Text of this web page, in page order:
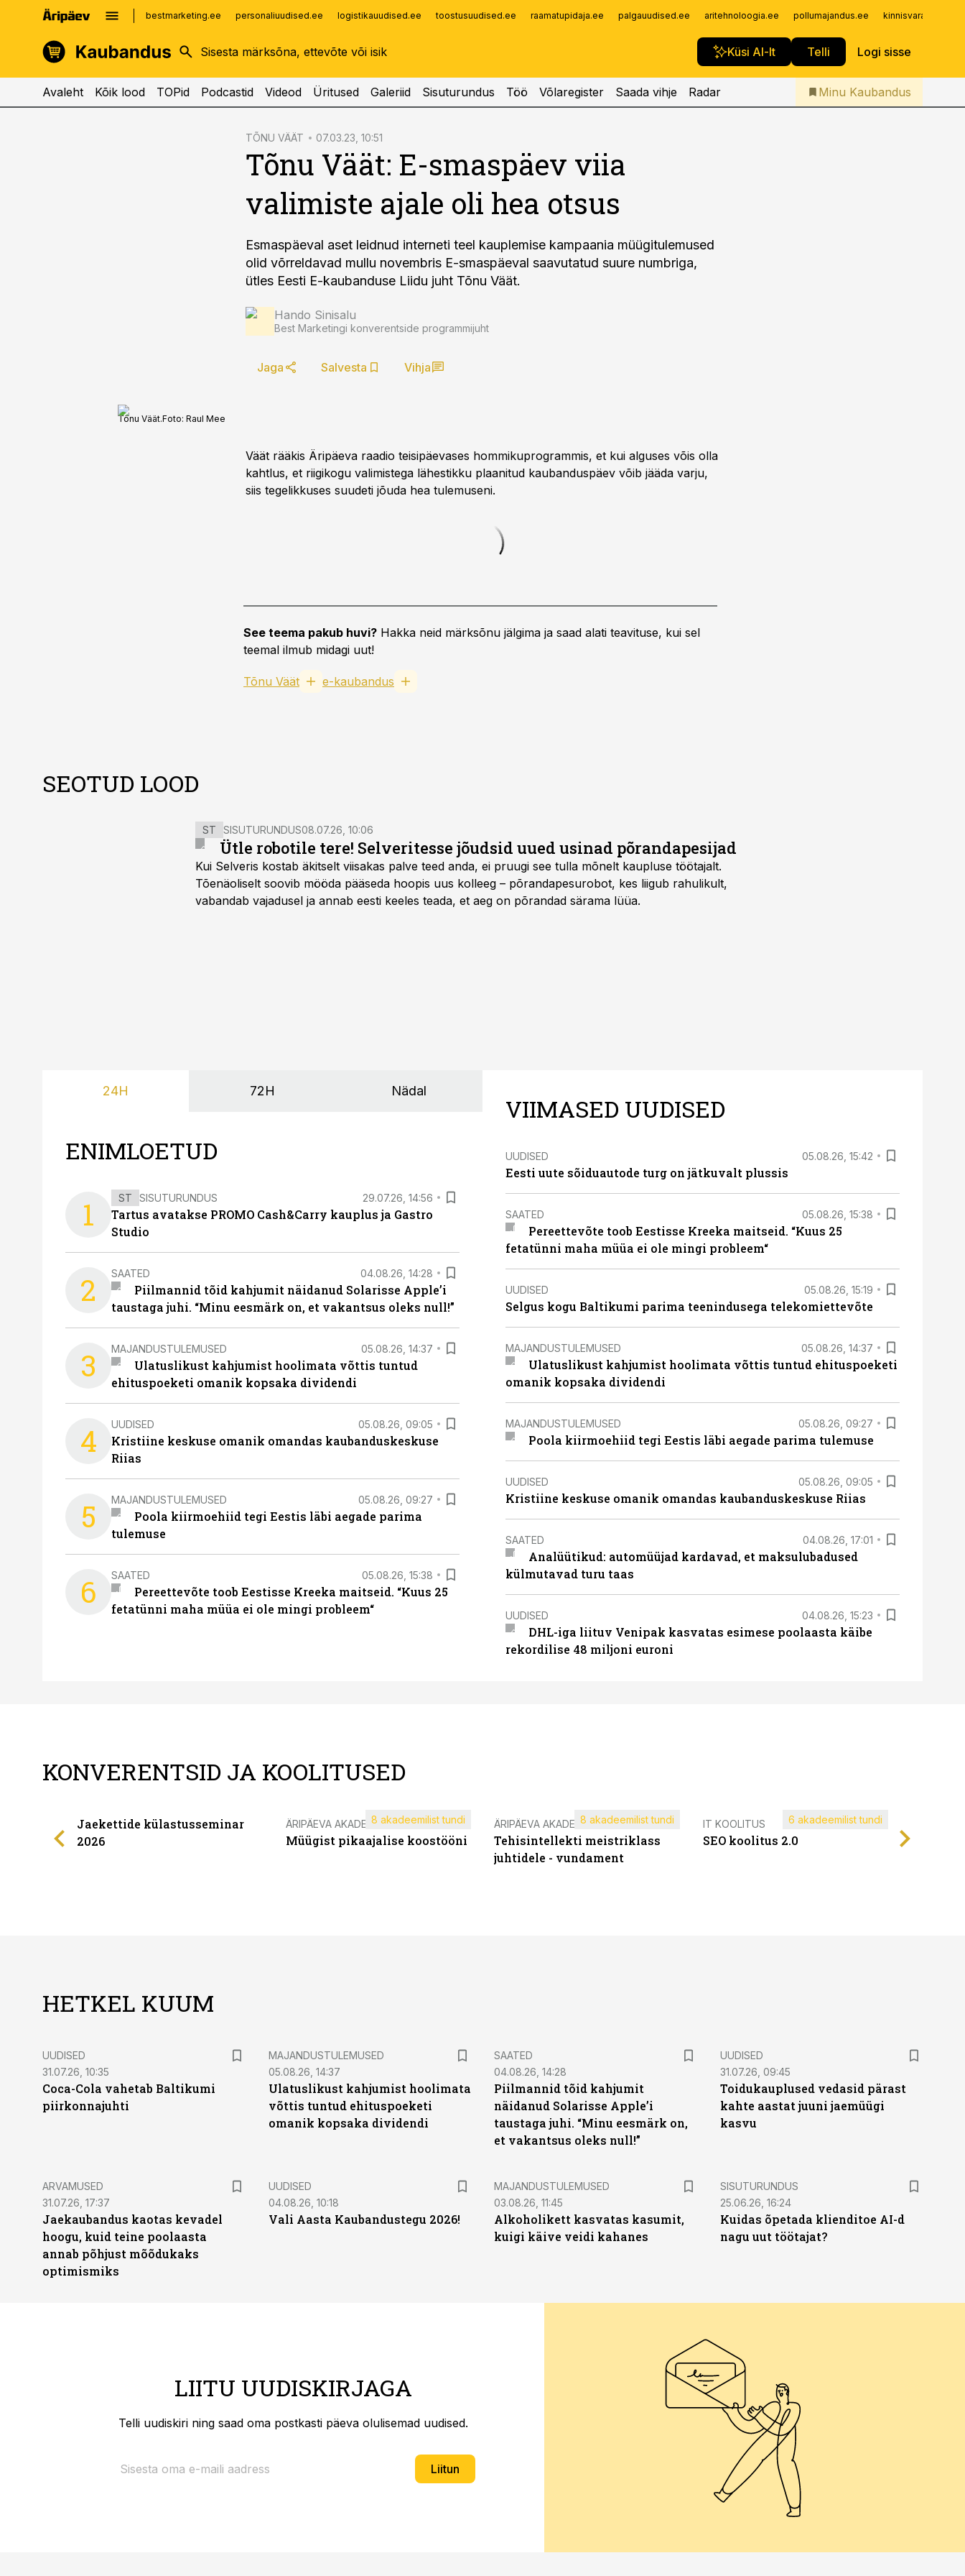
bestmarketing.ee personaliuudised.ee logistikauudised.ee toostusuudised.ee raamatupidaja.ee palgauudised.ee aritehnoloogia.ee pollumajandus.ee
Küsi AI-lt Telli Logi sisse
kinnisvarauudised.ee
logistikauudised.ee
imelineajalugu.ee
Infopank
Iseteenindus
Telli Kaubandus
Avaleht Kõik lood TOPid Podcastid Videod Üritused Galeriid Sisuturundus Töö Võlaregister Saada vihje Radar Minu Kaubandus
TÕNU VÄÄT 07.03.23, 10:51
Tõnu Väät: E-smaspäev viia
valimiste ajale oli hea otsus
Esmaspäeval aset leidnud interneti teel kauplemise kampaania müügitulemused
olid võrreldavad mullu novembris E-smaspäeval saavutatud suure numbriga,
ütles Eesti E-kaubanduse Liidu juht Tõnu Väät.
Hando Sinisalu
Best Marketingi konverentside programmijuht
Jaga Salvesta Vihja
Tõnu Väät.Foto: Raul Mee
Väät rääkis Äripäeva raadio teisipäevases hommikuprogrammis, et kui alguses võis olla
kahtlus, et riigikogu valimistega lähestikku plaanitud kaubanduspäev võib jääda varju,
siis tegelikkuses suudeti jõuda hea tulemuseni.
See teema pakub huvi? Hakka neid märksõnu jälgima ja saad alati teavituse, kui sel
teemal ilmub midagi uut!
Tõnu Väät e-kaubandus
SEOTUD LOOD
ST SISUTURUNDUS08.07.26, 10:06
Ütle robotile tere! Selveritesse jõudsid uued usinad põrandapesijad
Kui Selveris kostab äkitselt viisakas palve teed anda, ei pruugi see tulla mõnelt kaupluse töötajalt.
Tõenäoliselt soovib mööda pääseda hoopis uus kolleeg – põrandapesurobot, kes liigub rahulikult,
vabandab vajadusel ja annab eesti keeles teada, et aeg on põrandad särama lüüa.
24H 72H Nädal
ENIMLOETUD
1 ST SISUTURUNDUS 29.07.26, 14:56
Tartus avatakse PROMO Cash&Carry kauplus ja Gastro
Studio
2 SAATED 04.08.26, 14:28
Piilmannid tõid kahjumit näidanud Solarisse Apple’i
taustaga juhi. “Minu eesmärk on, et vakantsus oleks null!”
3 MAJANDUSTULEMUSED 05.08.26, 14:37
Ulatuslikust kahjumist hoolimata võttis tuntud
ehituspoeketi omanik kopsaka dividendi
4 UUDISED 05.08.26, 09:05
Kristiine keskuse omanik omandas kaubanduskeskuse
Riias
5 MAJANDUSTULEMUSED 05.08.26, 09:27
Poola kiirmoehiid tegi Eestis läbi aegade parima
tulemuse
6 SAATED 05.08.26, 15:38
Pereettevõte toob Eestisse Kreeka maitseid. “Kuus 25
fetatünni maha müüa ei ole mingi probleem“
VIIMASED UUDISED
UUDISED 05.08.26, 15:42
Eesti uute sõiduautode turg on jätkuvalt plussis
SAATED 05.08.26, 15:38
Pereettevõte toob Eestisse Kreeka maitseid. “Kuus 25
fetatünni maha müüa ei ole mingi probleem“
UUDISED 05.08.26, 15:19
Selgus kogu Baltikumi parima teenindusega telekomiettevõte
MAJANDUSTULEMUSED 05.08.26, 14:37
Ulatuslikust kahjumist hoolimata võttis tuntud ehituspoeketi
omanik kopsaka dividendi
MAJANDUSTULEMUSED 05.08.26, 09:27
Poola kiirmoehiid tegi Eestis läbi aegade parima tulemuse
UUDISED 05.08.26, 09:05
Kristiine keskuse omanik omandas kaubanduskeskuse Riias
SAATED 04.08.26, 17:01
Analüütikud: automüüjad kardavad, et maksulubadused
külmutavad turu taas
UUDISED 04.08.26, 15:23
DHL-iga liituv Venipak kasvatas esimese poolaasta käibe
rekordilise 48 miljoni euroni
KONVERENTSID JA KOOLITUSED
Jaekettide külastusseminar
2026
ÄRIPÄEVA AKADEEMIA
Müügist pikaajalise koostööni
8 akadeemilist tundi ÄRIPÄEVA AKADEEMIA
Tehisintellekti meistriklass
juhtidele - vundament
8 akadeemilist tundi IT KOOLITUS
SEO koolitus 2.0
6 akadeemilist tundi
HETKEL KUUM
UUDISED
31.07.26, 10:35
Coca-Cola vahetab Baltikumi
piirkonnajuhti
MAJANDUSTULEMUSED
05.08.26, 14:37
Ulatuslikust kahjumist hoolimata
võttis tuntud ehituspoeketi
omanik kopsaka dividendi
SAATED
04.08.26, 14:28
Piilmannid tõid kahjumit
näidanud Solarisse Apple’i
taustaga juhi. “Minu eesmärk on,
et vakantsus oleks null!”
UUDISED
31.07.26, 09:45
Toidukauplused vedasid pärast
kahte aastat juuni jaemüügi
kasvu
ARVAMUSED
31.07.26, 17:37
Jaekaubandus kaotas kevadel
hoogu, kuid teine poolaasta
annab põhjust mõõdukaks
optimismiks
UUDISED
04.08.26, 10:18
Vali Aasta Kaubandustegu 2026!
MAJANDUSTULEMUSED
03.08.26, 11:45
Alkoholikett kasvatas kasumit,
kuigi käive veidi kahanes
ST
SISUTURUNDUS
25.06.26, 16:24
Kuidas õpetada klienditoe AI-d
nagu uut töötajat?
LIITU UUDISKIRJAGA
Telli uudiskiri ning saad oma postkasti päeva olulisemad uudised.
Liitun